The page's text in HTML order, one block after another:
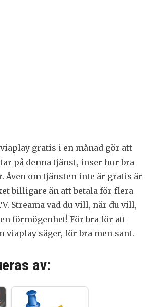
gratis i en månad gör att
på denna tjänst, inser hur bra
Även om tjänsten inte är gratis är
billigare än att betala för flera
Streama vad du vill, när du vill,
förmögenhet! För bra för att
viaplay säger, för bra men sant.
av: